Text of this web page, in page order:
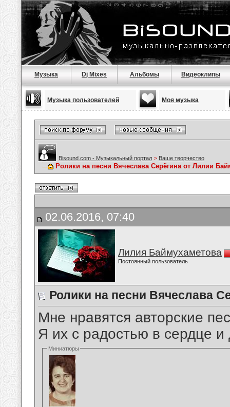
Музыка Dj Mixes Альбомы Видеоклипы
Музыка пользователей Моя музыка
Bisound.com - Музыкальный портал > Ваше творчество
Ролики на песни Вячеслава Серёгина от Лилии
02.06.2016, 07:40
Лилия Баймухаметова
Постоянный пользователь
Ролики на песни Вячеслава
Мне нравятся авторские
Я их с радостью в сердце
Миниатюры